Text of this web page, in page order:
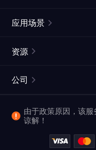
静态住宅代理
网页抓取 API
视频下载 API
ISP代理
ProxySite
应用场景
市场研究
爬行和索引
查看全部使用场景
资源
常见问题解答
位置
公司
企业服务
反洗钱合规计划
由于政策原因，该
谅解！